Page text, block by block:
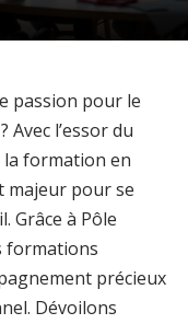
passion pour le
l’essor du
la formation en
majeur pour se
Grâce à Pôle
formations
précieux
Dévoilons